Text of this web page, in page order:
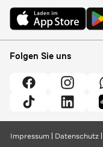
Folgen Sie uns
Impressum Datenschutz